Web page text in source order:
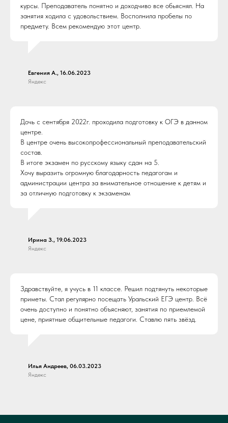
курсы. Преподаватель понятно и доходчиво все обьяснял. На
занятия ходила с удовольствием. Восполнила пробелы по
предмету. Всем рекомендую этот центр.
Евгения А., 16.06.2023
Яндекс
Дочь с сентября 2022г. проходила подготовку к ОГЭ в данном
центре.
В центре очень высокопрофессиональный преподавательский
состав.
В итоге экзамен по русскому языку сдан на 5.
Хочу выразить огромную благодарность педагогам и
администрации центра за внимательное отношение к детям и
за отличную подготовку к экзаменам
Ирина З., 19.06.2023
Яндекс
Здравствуйте, я учусь в 11 классе. Решил подтянуть некоторые
приметы. Стал регулярно посещать Уральский ЕГЭ центр. Всё
очень доступно и понятно объясняют, занятия по приемлемой
цене, приятные общительные педагоги. Ставлю пять звёзд.
Илья Андреев, 06.03.2023
Яндекс